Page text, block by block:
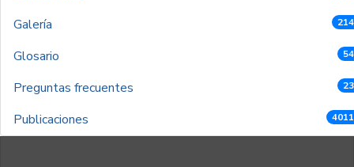
Galería
Glosario
Preguntas frecuentes
Publicaciones